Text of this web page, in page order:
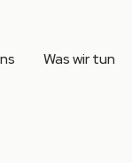
Was wir tun